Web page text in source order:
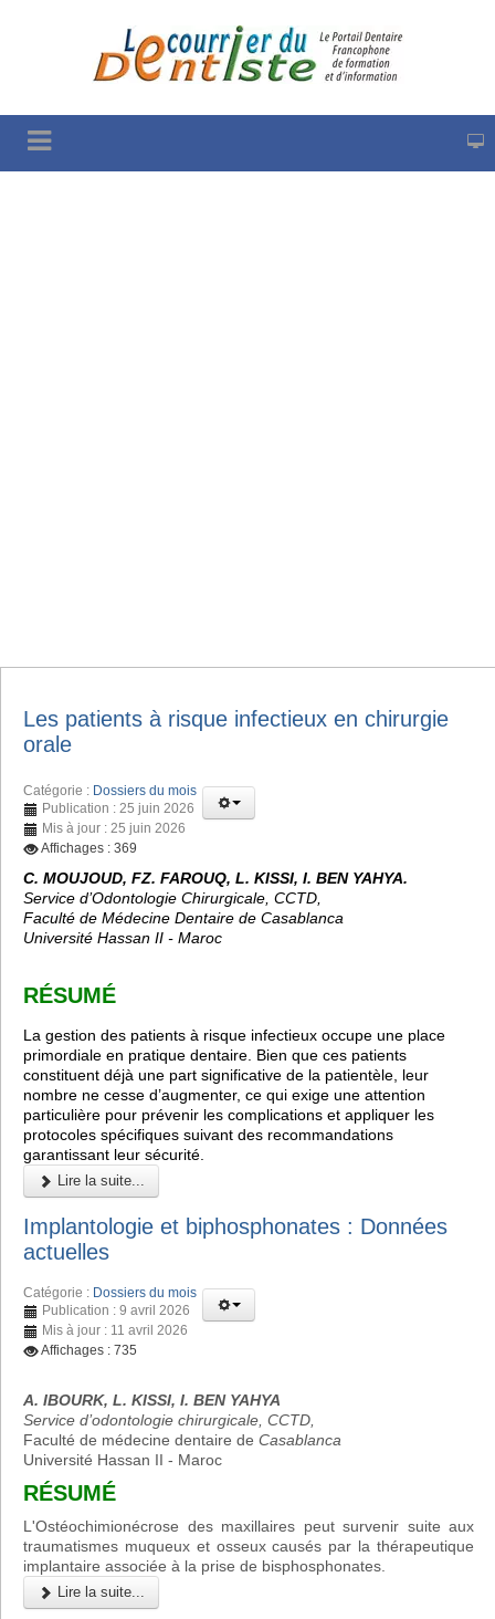
Les patients à risque infectieux en chirurgie
orale
Catégorie : Dossiers du mois
Publication : 25 juin 2026
Mis à jour : 25 juin 2026
Affichages : 369
C. MOUJOUD, FZ. FAROUQ, L. KISSI, I. BEN YAHYA.
Service d’Odontologie Chirurgicale, CCTD,
Faculté de Médecine Dentaire de Casablanca
Université Hassan II - Maroc
RÉSUMÉ
La gestion des patients à risque infectieux occupe une place
primordiale en pratique dentaire. Bien que ces patients
constituent déjà une part significative de la patientèle, leur
nombre ne cesse d’augmenter, ce qui exige une attention
particulière pour prévenir les complications et appliquer les
protocoles spécifiques suivant des recommandations
garantissant leur sécurité.
Lire la suite...
Implantologie et biphosphonates : Données
actuelles
Catégorie : Dossiers du mois
Publication : 9 avril 2026
Mis à jour : 11 avril 2026
Affichages : 735
A. IBOURK, L. KISSI, I. BEN YAHYA
Service d’odontologie chirurgicale, CCTD,
Faculté de médecine dentaire de Casablanca
Université Hassan II - Maroc
RÉSUMÉ
L'Ostéochimionécrose des maxillaires peut survenir suite aux
traumatismes muqueux et osseux causés par la thérapeutique
implantaire associée à la prise de bisphosphonates.
Lire la suite...